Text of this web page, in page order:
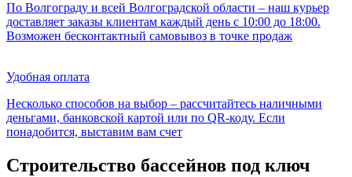
По Волгограду и всей Волгоградской области – наш курьер
доставляет заказы клиентам каждый день с 10:00 до 18:00.
Возможен бесконтактный самовывоз в точке продаж
Удобная оплата
Несколько способов на выбор – рассчитайтесь наличными
деньгами, банковской картой или по QR-коду. Если
понадобится, выставим вам счет
Строительство бассейнов под ключ